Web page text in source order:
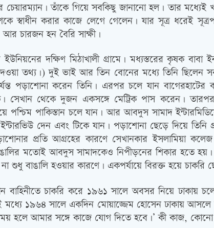
তাঁকে গিয়ে সবকিছু জানানো হল। তার মধ্যেই
স্বাধীন করার কাজে লেগে গেলেন। যার সূত্র ধরেই
চারজন হন বৈরি সাক্ষী।
দক্ষিণ মিঠাখালী গ্রামে। মধ্যস্তরের কৃষক
তথ্য।) দুই ভাই আর তিন বোনের মধ্যে তিনি ছিলেন
পড়াশোনা করেন তিনি। এরপর চলে যান
সেখান থেকে দুজন একসঙ্গে মেট্রিক পাস করেন।
পশ্চিম পাকিস্তান চলে যান। আর আবদুস সামাদ
দেন এবং টিকে যান। পড়াশোনা ছেড়ে দিয়ে তিনি
প্রতি আগ্রহের কারণে সেখানকার ইসলামিয়া কলেজ
মতোই আবদুস সামাদকেও নিপীড়নের শিকার হতে
শুধু বাঙালি হওয়ার কারণে। একপর্যায়ে বিরক্ত হয়ে চাকরি
চাকরি করে ১৯৬১ সালে অবসর নিয়ে ঢাকায়
মধ্যে ১৯৬৪ সালে একদিন মোয়াজ্জেম হোসেন ঢাকায়
হলে আমার সঙ্গে কাজে যোগ দিতে হবে।’ কী কাজ,